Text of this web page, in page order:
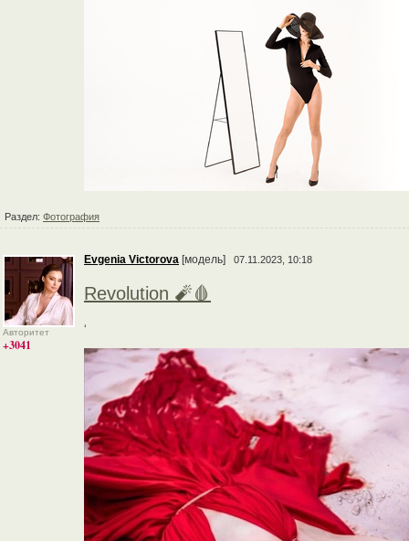
Раздел: Фотография
Авторитет
+3041
Evgenia Victorova [модель] 07.11.2023, 10:18
Revolution 🧨🩸
‘